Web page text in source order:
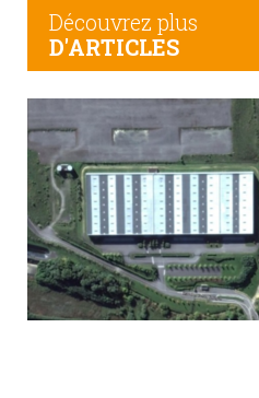
Découvrez plus
D'ARTICLES